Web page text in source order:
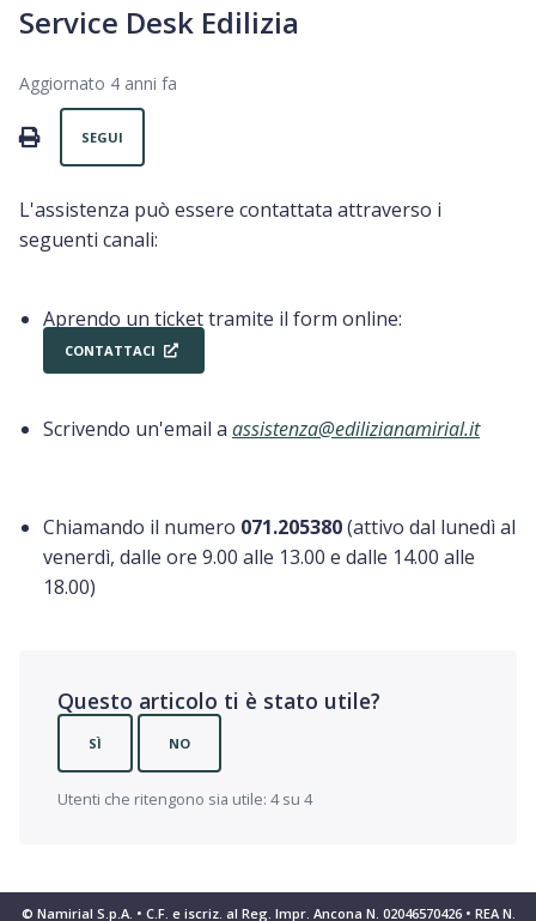
Service Desk Edilizia
Aggiornato 4 anni fa
PRINT
SEGUI
L'assistenza può essere contattata attraverso i
seguenti canali:
Aprendo un ticket tramite il form online:
CONTATTACI
Scrivendo un'email a assistenza@edilizianamirial.it
Chiamando il numero 071.205380(attivo dal lunedì al
venerdì, dalle ore 9.00 alle 13.00 e dalle 14.00 alle
18.00)
Questo articolo ti è stato utile?
SÌ NO
Utenti che ritengono sia utile: 4 su 4
© Namirial S.p.A. • C.F. e iscriz. al Reg. Impr. Ancona N. 02046570426 • REA N.